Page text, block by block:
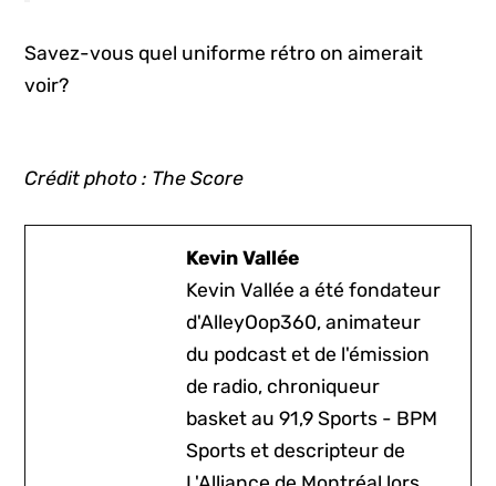
Savez-vous quel uniforme rétro on aimerait
voir?
Crédit photo : The Score
Kevin Vallée
Kevin Vallée a été fondateur
d'AlleyOop360, animateur
du podcast et de l'émission
de radio, chroniqueur
basket au 91,9 Sports - BPM
Sports et descripteur de